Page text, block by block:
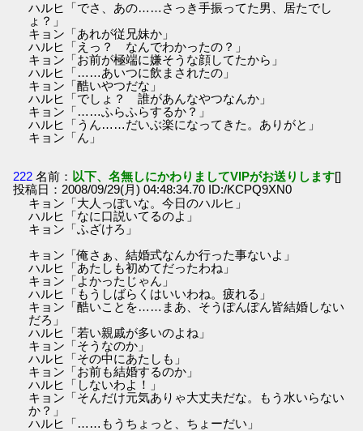
ハルヒ「でさ、あの……さっき手振ってた男、居たでし
ょ？」
キョン「あれが従兄妹か」
ハルヒ「えっ？ なんでわかったの？」
キョン「お前が極端に嫌そうな顔してたから」
ハルヒ「……あいつに飲まされたの」
キョン「酷いやつだな」
ハルヒ「でしょ？ 誰があんなやつなんか」
キョン「……ふらふらするか？」
ハルヒ「うん……だいぶ楽になってきた。ありがと」
キョン「ん」
222 名前： 以下、名無しにかわりましてVIPがお送りします[]
投稿日：2008/09/29(月) 04:48:34.70 ID:/KCPQ9XN0
キョン「大人っぽいな。今日のハルヒ」
ハルヒ「なに口説いてるのよ」
キョン「ふざけろ」
キョン「俺さぁ、結婚式なんか行った事ないよ」
ハルヒ「あたしも初めてだったわね」
キョン「よかったじゃん」
ハルヒ「もうしばらくはいいわね。疲れる」
キョン「酷いことを……まあ、そうぽんぽん皆結婚しない
だろ」
ハルヒ「若い親戚が多いのよね」
キョン「そうなのか」
ハルヒ「その中にあたしも」
キョン「お前も結婚するのか」
ハルヒ「しないわよ！」
キョン「そんだけ元気ありゃ大丈夫だな。もう水いらない
か？」
ハルヒ「……もうちょっと、ちょーだい」